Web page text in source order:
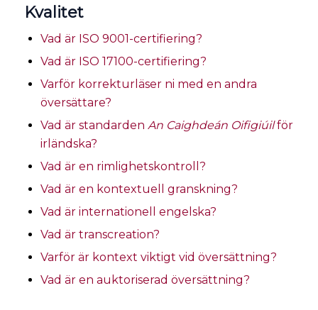
Kvalitet
Vad är ISO 9001-certifiering?
Vad är ISO 17100-certifiering?
Varför korrekturläser ni med en andra
översättare?
Vad är standarden An Caighdeán Oifigiúilför
irländska?
Vad är en rimlighetskontroll?
Vad är en kontextuell granskning?
Vad är internationell engelska?
Vad är transcreation?
Varför är kontext viktigt vid översättning?
Vad är en auktoriserad översättning?